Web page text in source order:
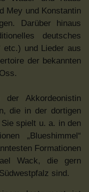
Mey und Konstantin
Darüber hinaus
deutsches
etc.) und Lieder aus
der bekannten
Akkordeonistin
die in der dortigen
spielt u. a. in den
„Blueshimmel“
Formationen
Wack, die gern
sind.